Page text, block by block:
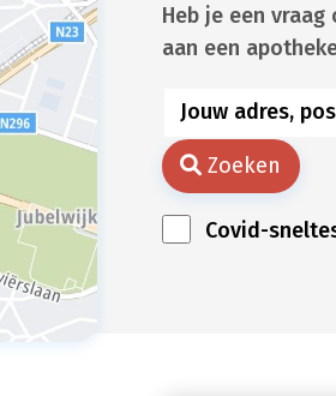
Heb je een
aan een
Zoeken
Covid-